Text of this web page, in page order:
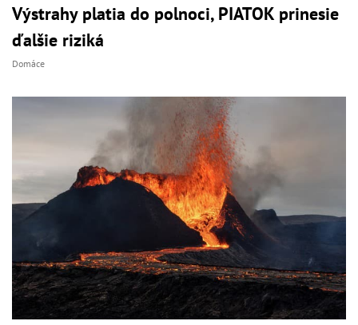
Výstrahy platia do polnoci, PIATOK prinesie
ďalšie riziká
Domáce